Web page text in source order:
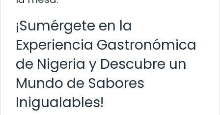
¡Sumérgete en la
Experiencia Gastronómica
de Nigeria y Descubre un
Mundo de Sabores
Inigualables!